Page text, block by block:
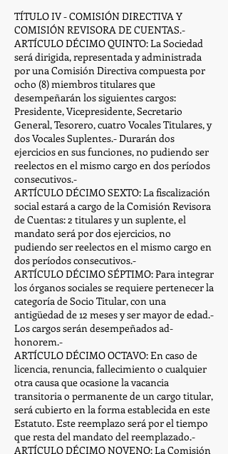
TÍTULO IV - COMISIÓN DIRECTIVA Y
COMISIÓN REVISORA DE CUENTAS.-
ARTÍCULO DÉCIMO QUINTO: La Sociedad
será dirigida, representada y administrada
por una Comisión Directiva compuesta por
ocho (8) miembros titulares que
desempeñarán los siguientes cargos:
Presidente, Vicepresidente, Secretario
General, Tesorero, cuatro Vocales Titulares, y
dos Vocales Suplentes.- Durarán dos
ejercicios en sus funciones, no pudiendo ser
reelectos en el mismo cargo en dos períodos
consecutivos.-
ARTÍCULO DÉCIMO SEXTO: La fiscalización
social estará a cargo de la Comisión Revisora
de Cuentas: 2 titulares y un suplente, el
mandato será por dos ejercicios, no
pudiendo ser reelectos en el mismo cargo en
dos períodos consecutivos.-
ARTÍCULO DÉCIMO SÉPTIMO: Para integrar
los órganos sociales se requiere pertenecer la
categoría de Socio Titular, con una
antigüedad de 12 meses y ser mayor de edad.-
Los cargos serán desempeñados ad-
honorem.-
ARTÍCULO DÉCIMO OCTAVO: En caso de
licencia, renuncia, fallecimiento o cualquier
otra causa que ocasione la vacancia
transitoria o permanente de un cargo titular,
será cubierto en la forma establecida en este
Estatuto. Este reemplazo será por el tiempo
que resta del mandato del reemplazado.-
ARTÍCULO DÉCIMO NOVENO: La Comisión